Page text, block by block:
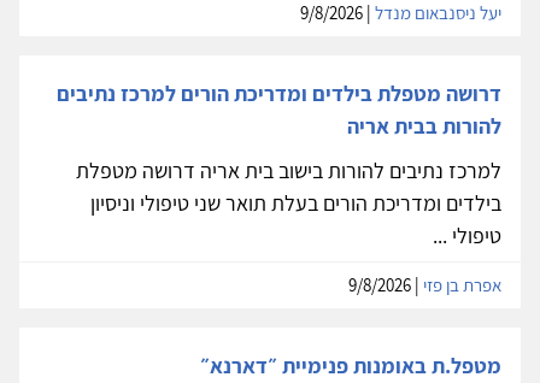
יעל ניסנבאום מנדל
דרושה מטפלת בילדים ומדריכת הורים למרכז נתיבים
להורות בבית אריה
למרכז נתיבים להורות בישוב בית אריה דרושה מטפלת
בילדים ומדריכת הורים בעלת תואר שני טיפולי וניסיון
טיפולי ...
אפרת בן פזי
מטפל.ת באומנות פנימיית ״דארנא״